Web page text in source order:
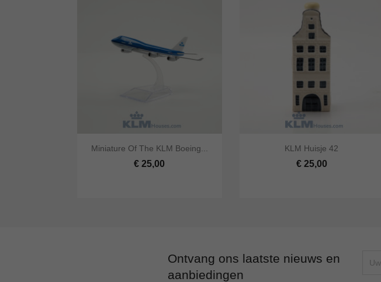

Snel bekijken

In winkelwagen
Miniature Of The KLM Boeing...
€ 25,00 Snel bekijken In winkelwagen
KLM Huisje 42
€ 25,00
Ontvang ons laatste nieuws en
aanbiedingen